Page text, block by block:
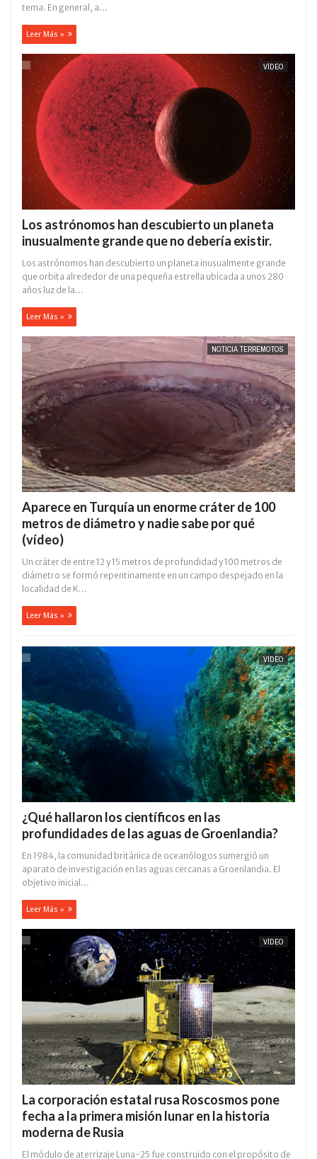
tema. En general, a...
Leer Más »
VÍDEO
Los astrónomos han descubierto un planeta
inusualmente grande que no debería existir.
Los astrónomos han descubierto un planeta inusualmente grande
que orbita alrededor de una pequeña estrella ubicada a unos 280
años luz de la...
Leer Más »
NOTICIA TERREMOTOS
Aparece en Turquía un enorme cráter de 100
metros de diámetro y nadie sabe por qué
(vídeo)
Un cráter de entre 12 y 15 metros de profundidad y 100 metros de
diámetro se formó repentinamente en un campo despejado en la
localidad de K...
Leer Más »
VÍDEO
¿Qué hallaron los científicos en las
profundidades de las aguas de Groenlandia?
En 1984, la comunidad británica de oceanólogos sumergió un
aparato de investigación en las aguas cercanas a Groenlandia. El
objetivo inicial...
Leer Más »
VÍDEO
La corporación estatal rusa Roscosmos pone
fecha a la primera misión lunar en la historia
moderna de Rusia
El módulo de aterrizaje Luna-25 fue construido con el propósito de